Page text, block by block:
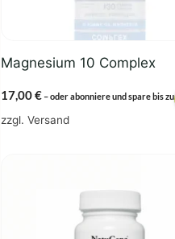
Magnesium 10 Complex
17,00€ –oder abonniere und spare bis zu
zzgl. Versand